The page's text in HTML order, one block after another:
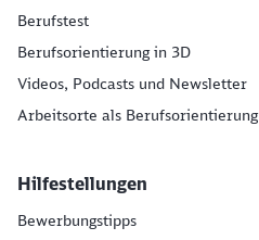
Berufstest
Berufsorientierung in 3D
Videos, Podcasts und Newsletter
Arbeitsorte als Berufsorientierung
Hilfestellungen
Bewerbungstipps